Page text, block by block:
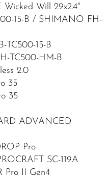
Wicked Will 29x2.4"
15-B / SHIMANO FH-
TC500-15-B
TC500-HM-B
2.0
35
35
ADVANCED
Pro
SC-119A
Pro II Gen4